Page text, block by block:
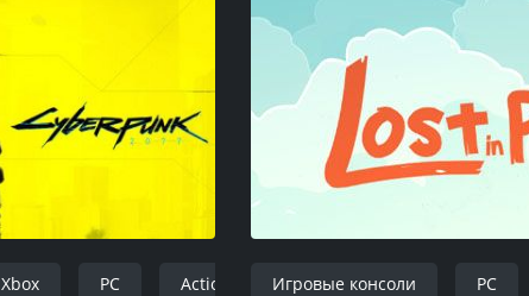
Xbox PC Action Adventure
Игровые консоли PC